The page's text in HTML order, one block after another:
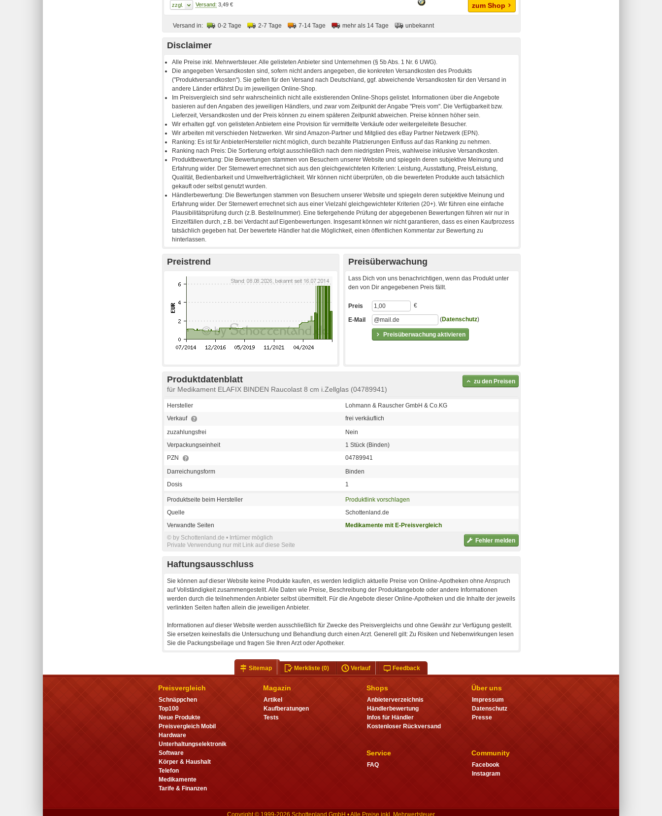
3,49 €
zum Shop
Versand in: 0-2 Tage 2-7 Tage 7-14 Tage mehr als 14 Tage unbekannt
Disclaimer
Preistrend Preisüberwachung
Lass Dich von uns benachrichtigen, wenn das Produkt unter
den von Dir angegebenen Preis fällt.
Preisüberwachung aktivieren
Preis €
E-Mail (Datenschutz)
Produktdatenblatt
für Medikament ELAFIX BINDEN Raucolast 8 cm i.Zellglas (04789941)
zu den Preisen
Hersteller
Lohmann & Rauscher GmbH & Co.KG
Verkauf
frei verkäuflich
zuzahlungsfrei
Nein
Verpackungseinheit
1 Stück (Binden)
PZN
04789941
Darreichungsform
Binden
Dosis
1
Produktseite beim Hersteller
Produktlink vorschlagen
Quelle
Schottenland.de
Verwandte Seiten
Medikamente mit E-Preisvergleich
Fehler melden
© by Schottenland.de • Irrtümer möglich
Private Verwendung nur mit Link auf diese Seite
Haftungsausschluss
Sie können auf dieser Website keine Produkte kaufen, es werden lediglich aktuelle Preise von Online-Apotheken ohne Anspruch
auf Vollständigkeit zusammengestellt. Alle Daten wie Preise, Beschreibung der Produktangebote oder andere Informationen
werden durch die teilnehmenden Anbieter selbst übermittelt. Für die Angebote dieser Online-Apotheken und die Inhalte der jeweils
verlinkten Seiten haften allein die jeweiligen Anbieter.
Informationen auf dieser Website werden ausschließlich für Zwecke des Preisvergleichs und ohne Gewähr zur Verfügung gestellt.
Sie ersetzen keinesfalls die Untersuchung und Behandlung durch einen Arzt. Generell gilt: Zu Risiken und Nebenwirkungen lesen
Sie die Packungsbeilage und fragen Sie Ihren Arzt oder Apotheker.
Sitemap Merkliste(0) Verlauf Feedback
Preisvergleich
Schnäppchen
Top100
Neue Produkte
Preisvergleich Mobil
Hardware
Unterhaltungselektronik
Software
Körper & Haushalt
Telefon
Medikamente
Tarife & Finanzen
Magazin
Artikel
Kaufberatungen
Tests
Shops
Anbieterverzeichnis
Händlerbewertung
Infos für Händler
Kostenloser Rückversand
Service
FAQ
Über uns
Impressum
Datenschutz
Presse
Community
Facebook
Instagram